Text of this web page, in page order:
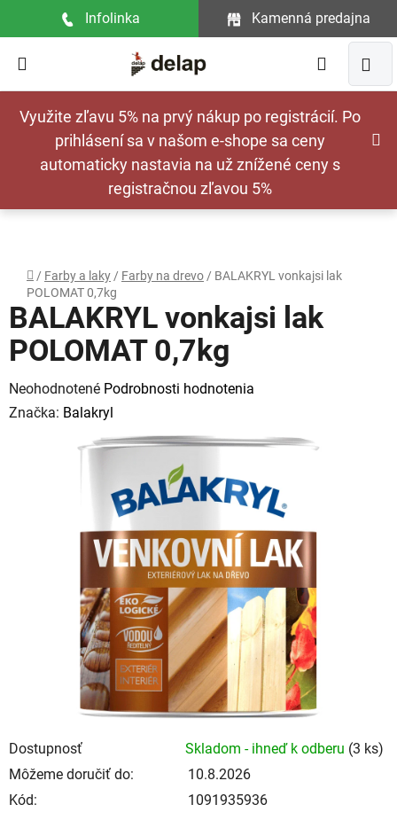
Využite zľavu 5% na prvý nákup po registrácií. Po
prihlásení sa v našom e-shope sa ceny
automaticky nastavia na už znížené ceny s
registračnou zľavou 5%
Infolinka Kamenná predajna
Hľadať
Domov
/ Farby a laky / Farby na drevo / BALAKRYL vonkajsi lak
POLOMAT 0,7kg
Dostupnosť Skladom - ihneď k odberu (3 ks)
Môžeme doručiť do:
10.8.2026
Kód:
1091935936
BALAKRYL vonkajsi lak
POLOMAT 0,7kg
Priemerné
hodnotenie
Neohodnotené Podrobnosti hodnotenia
Značka: Balakryl